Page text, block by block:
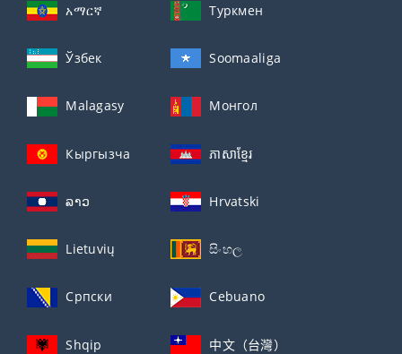
አማርኛ Туркмен
Ўзбек Soomaaliga
Malagasy Монгол
Кыргызча ភាសាខ្មែរ
ລາວ Hrvatski
Lietuvių සිංහල
Српски Cebuano
Shqip 中文（台灣）